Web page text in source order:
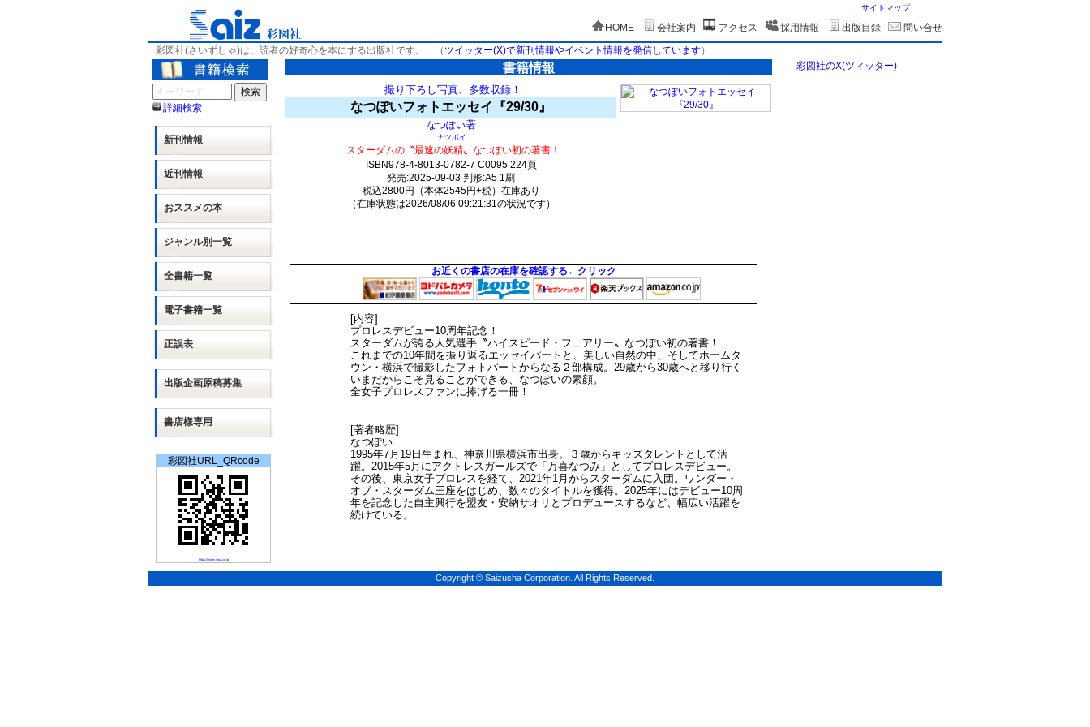
サイトマップ
HOME 会社案内 アクセス 採用情報 出版目録
問い合せ
彩図社(さいずしゃ)は、読者の好奇心を本にする出版社です。
（ ツイッター(X)で新刊情報やイベント情報を発信しています）
詳細検索
新刊情報
近刊情報
おススメの本
ジャンル別一覧
全書籍一覧
電子書籍一覧
正誤表
出版企画原稿募集
書店様専用
彩図社URL_QRcode
https://www.saiz.co.jp
書籍情報
撮り下ろし写真、多数収録！
なつぽいフォトエッセイ『29/30』
なつぽい著
ナツポイ
スターダムの〝最速の妖精〟なつぽい初の著書！
ISBN978-4-8013-0782-7 C0095 224頁
発売:2025-09-03 判形:A5 1刷
税込2800円（本体2545円+税）在庫あり
（在庫状態は2026/08/06 09:21:31の状況です）
お近くの書店の在庫を確認する←クリック
[内容]
プロレスデビュー10周年記念！
スターダムが誇る人気選手〝ハイスピード・フェアリー〟なつぽい初の著書！
これまでの10年間を振り返るエッセイパートと、美しい自然の中、そしてホームタ
ウン・横浜で撮影したフォトパートからなる２部構成。29歳から30歳へと移り行く
いまだからこそ見ることができる、なつぽいの素顔。
全女子プロレスファンに捧げる一冊！
[著者略歴]
なつぽい
1995年7月19日生まれ、神奈川県横浜市出身。３歳からキッズタレントとして活
躍。2015年5月にアクトレスガールズで「万喜なつみ」としてプロレスデビュー。
その後、東京女子プロレスを経て、2021年1月からスターダムに入団。ワンダー・
オブ・スターダム王座をはじめ、数々のタイトルを獲得。2025年にはデビュー10周
年を記念した自主興行を盟友・安納サオリとプロデュースするなど、幅広い活躍を
続けている。
彩図社のX(ツィッター)
Copyright © Saizusha Corporation. All Rights Reserved.